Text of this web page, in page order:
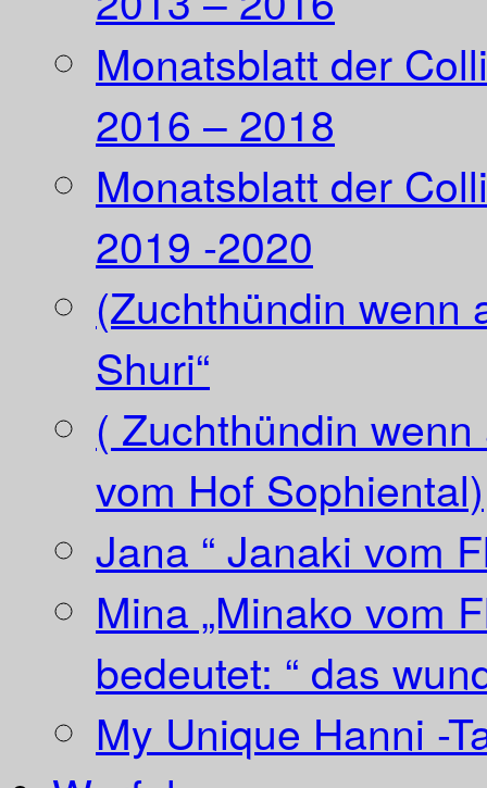
Monatsblatt der
2016 – 2018
Monatsblatt der
2019 -2020
(Zuchthündin wenn
Shuri“
( Zuchthündin
vom Hof Sophiental)
Jana “ Janaki vom
Mina „Minako vom
bedeutet: “ das
My Unique Hanni -